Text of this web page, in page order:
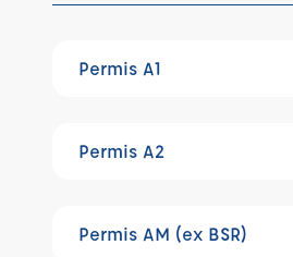
Permis A1
Permis A2
Permis AM (ex BSR)